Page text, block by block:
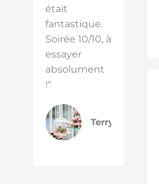
était
fantastique.
Soirée 10/10, à
essayer
absolument
!"
Terry